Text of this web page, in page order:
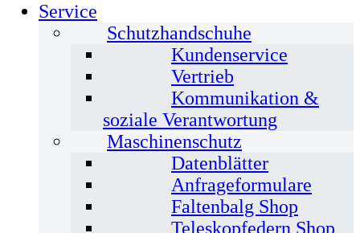
Service
Schutzhandschuhe
Kundenservice
Vertrieb
Kommunikation &
soziale Verantwortung
Maschinenschutz
Datenblätter
Anfrageformulare
Faltenbalg Shop
Teleskopfedern Shop